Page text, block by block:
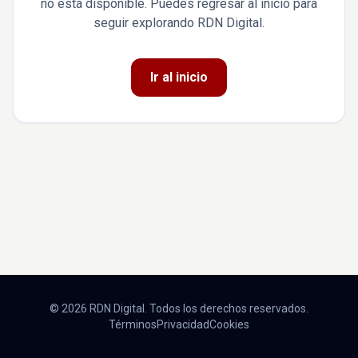
no está disponible. Puedes regresar al inicio para
seguir explorando RDN Digital.
Ir al inicio
© 2026 RDN Digital. Todos los derechos reservados.
TérminosPrivacidadCookies